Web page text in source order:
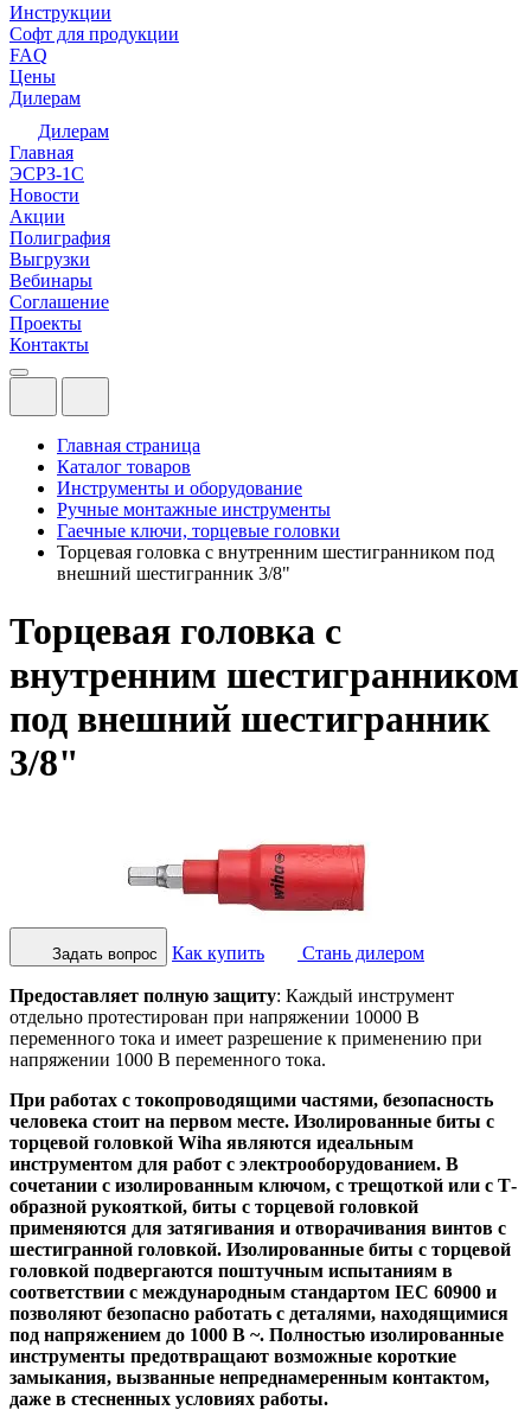
Инструкции
Софт для продукции
FAQ
Цены
Дилерам
Дилерам
Главная
ЭСРЗ-1С
Новости
Акции
Полиграфия
Выгрузки
Вебинары
Соглашение
Проекты
Контакты
Главная страница
Каталог товаров
Инструменты и оборудование
Ручные монтажные инструменты
Гаечные ключи, торцевые головки
Торцевая головка с внутренним шестигранником под
внешний шестигранник 3/8"
Торцевая головка с
внутренним шестигранником
под внешний шестигранник
3/8"
Задать вопрос Как купить Стань дилером
Предоставляет полную защиту: Каждый инструмент
отдельно протестирован при напряжении 10000 В
переменного тока и имеет разрешение к применению при
напряжении 1000 В переменного тока.
При работах с токопроводящими частями, безопасность
человека стоит на первом месте. Изолированные биты с
торцевой головкой Wiha являются идеальным
инструментом для работ с электрооборудованием. В
сочетании с изолированным ключом, с трещоткой или с Т-
образной рукояткой, биты с торцевой головкой
применяются для затягивания и отворачивания винтов с
шестигранной головкой. Изолированные биты с торцевой
головкой подвергаются поштучным испытаниям в
соответствии с международным стандартом IEC 60900 и
позволяют безопасно работать с деталями, находящимися
под напряжением до 1000 В ~. Полностью изолированные
инструменты предотвращают возможные короткие
замыкания, вызванные непреднамеренным контактом,
даже в стесненных условиях работы.